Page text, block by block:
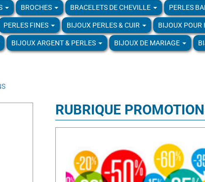
BROCHES BRACELETS DE CHEVILLE PERLES
PERLES FINES BIJOUX PERLES & CUIR BIJOUX POUR
BIJOUX ARGENT & PERLES BIJOUX DE MARIAGE
RUBRIQUE